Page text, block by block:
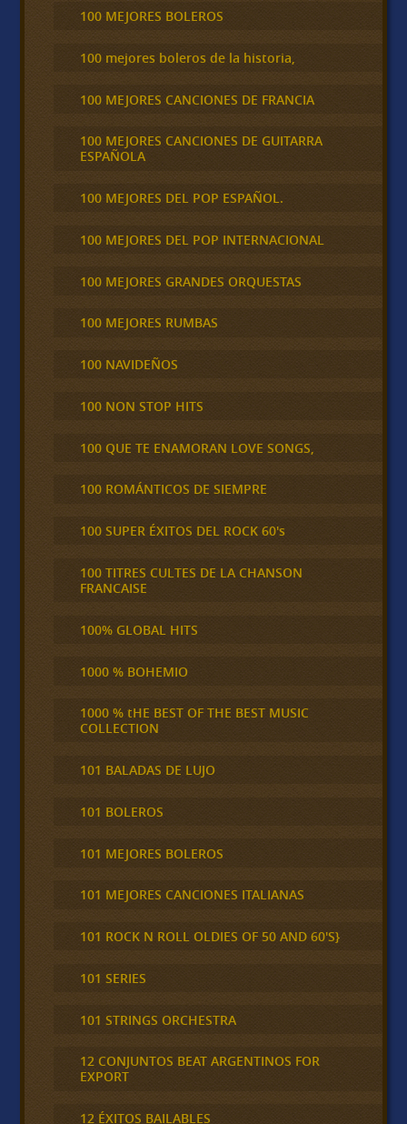
100 MEJORES BOLEROS
100 mejores boleros de la historia,
100 MEJORES CANCIONES DE FRANCIA
100 MEJORES CANCIONES DE GUITARRA
ESPAÑOLA
100 MEJORES DEL POP ESPAÑOL.
100 MEJORES DEL POP INTERNACIONAL
100 MEJORES GRANDES ORQUESTAS
100 MEJORES RUMBAS
100 NAVIDEÑOS
100 NON STOP HITS
100 QUE TE ENAMORAN LOVE SONGS,
100 ROMÁNTICOS DE SIEMPRE
100 SUPER ÉXITOS DEL ROCK 60's
100 TITRES CULTES DE LA CHANSON
FRANCAISE
100% GLOBAL HITS
1000 % BOHEMIO
1000 % tHE BEST OF THE BEST MUSIC
COLLECTION
101 BALADAS DE LUJO
101 BOLEROS
101 MEJORES BOLEROS
101 MEJORES CANCIONES ITALIANAS
101 ROCK N ROLL OLDIES OF 50 AND 60'S}
101 SERIES
101 STRINGS ORCHESTRA
12 CONJUNTOS BEAT ARGENTINOS FOR
EXPORT
12 ÉXITOS BAILABLES